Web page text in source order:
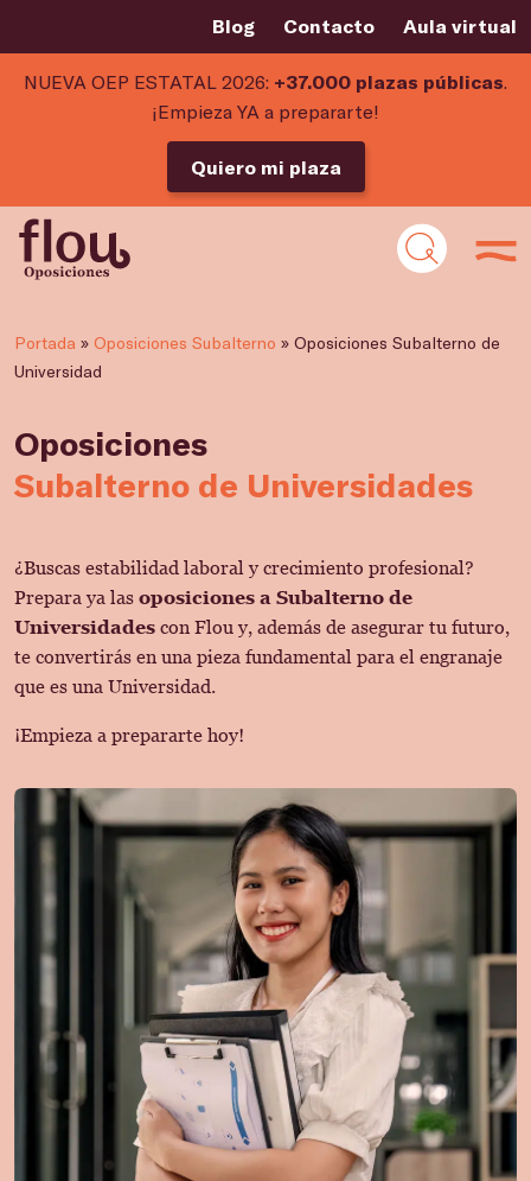
Blog Contacto Aula virtual
NUEVA OEP ESTATAL 2026: +37.000 plazas públicas.
¡Empieza YA a prepararte!
Quiero mi plaza
Portada » Oposiciones Subalterno » Oposiciones Subalterno de
Universidad
Oposiciones
Subalterno de Universidades
¿Buscas estabilidad laboral y crecimiento profesional?
Prepara ya las oposiciones a Subalterno de
Universidades con Flou y, además de asegurar tu futuro,
te convertirás en una pieza fundamental para el engranaje
que es una Universidad.
¡Empieza a prepararte hoy!